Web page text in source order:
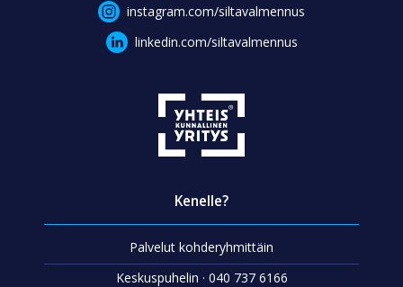
instagram.com/siltavalmennus
linkedin.com/siltavalmennus
Kenelle?
Palvelut kohderyhmittäin
Keskuspuhelin · 040 737 6166